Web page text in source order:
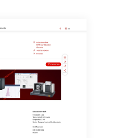
por correo postal a
2, 12489 Berlín
a
para anular la
correspondiente.